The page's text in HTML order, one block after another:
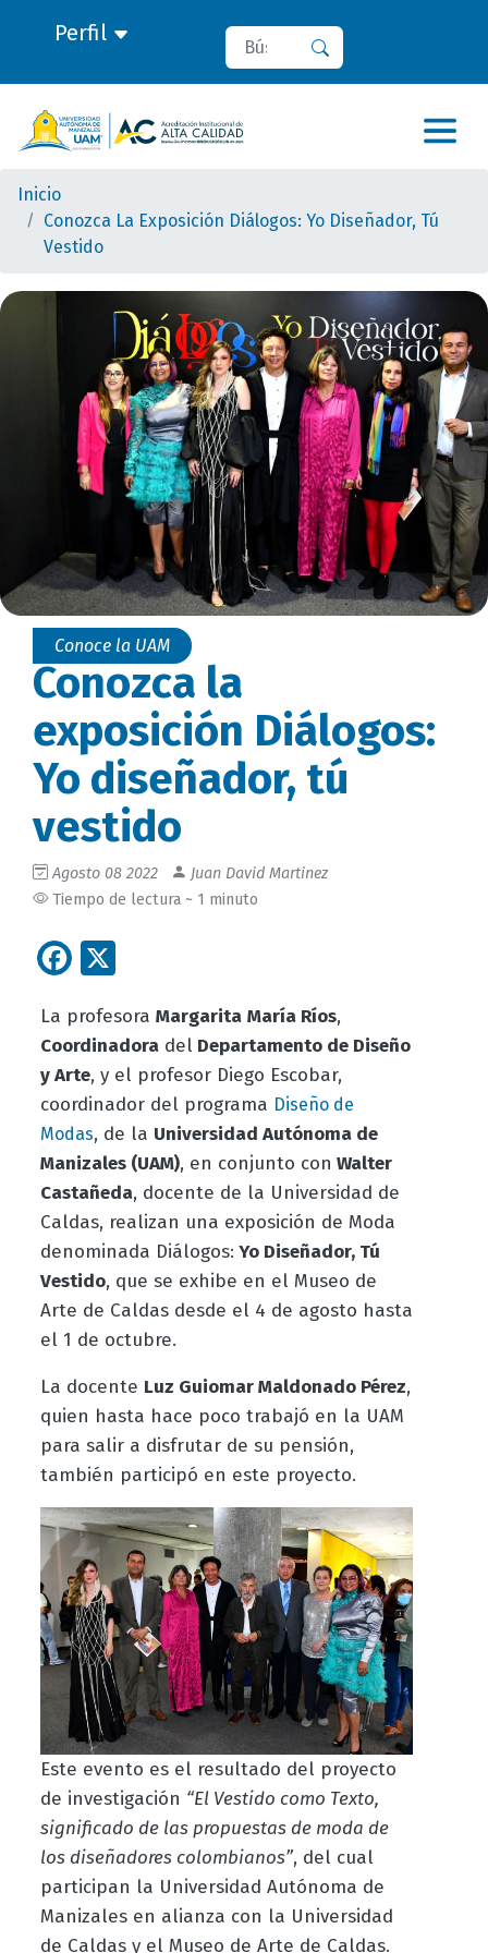
Perfil Buscar
Inicio
Conozca La Exposición Diálogos: Yo Diseñador, Tú
Vestido
Conoce la UAM
Conozca la
exposición Diálogos:
Yo diseñador, tú
vestido
Agosto 08 2022
Juan David Martinez
Tiempo de lectura ~ 1 minuto
Facebook
La profesora Margarita María Ríos,
Coordinadoradel Departamento de Diseño
y Arte, y el profesor Diego Escobar,
coordinador del programa Diseño de
Modas, de la Universidad Autónoma de
Manizales (UAM), en conjunto con Walter
Castañeda, docente de la Universidad de
Caldas, realizan una exposición de Moda
denominada Diálogos: Yo Diseñador, Tú
Vestido, que se exhibe en el Museo de
Arte de Caldas desde el 4 de agosto hasta
el 1 de octubre.
La docente Luz Guiomar Maldonado Pérez,
quien hasta hace poco trabajó en la UAM
para salir a disfrutar de su pensión,
también participó en este proyecto.
Este evento es el resultado del proyecto
de investigación “El Vestido como Texto,
significado de las propuestas de moda de
los diseñadores colombianos”, del cual
participan la Universidad Autónoma de
Manizales en alianza con la Universidad
de Caldas y el Museo de Arte de Caldas.